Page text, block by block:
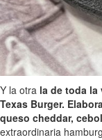
Y la otra la de toda la
Texas Burger.
queso cheddar,
extraordinaria